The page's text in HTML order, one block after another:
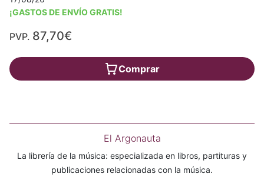
¡GASTOS DE ENVÍO GRATIS!
PVP. 87,70€
Comprar
El Argonauta
La librería de la música: especializada en libros, partituras y
publicaciones relacionadas con la música.